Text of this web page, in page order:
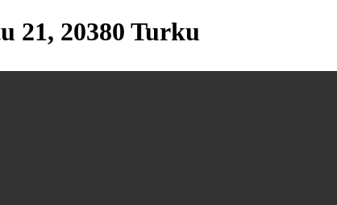
21, 20380 Turku